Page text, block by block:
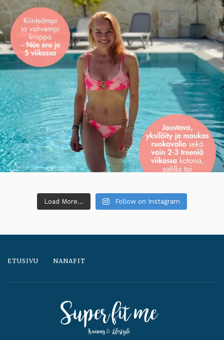
Load More... Follow on Instagram
ETUSIVU NANAFIT